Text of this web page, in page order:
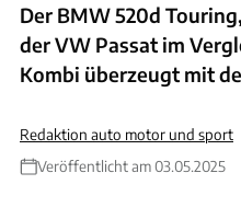
Der BMW 520d
der VW Passat im
Kombi überzeugt mit
Redaktion auto motor und sport
Veröffentlicht am 03.05.2025